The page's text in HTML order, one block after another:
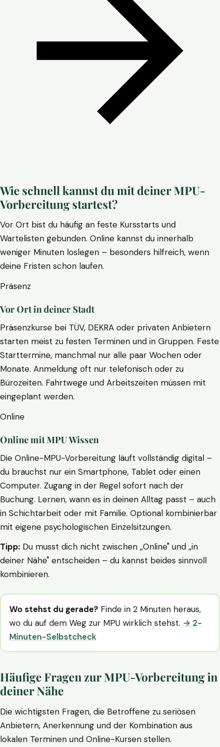
Wie schnell kannst du mit deiner MPU-
Vorbereitung startest?
Vor Ort bist du häufig an feste Kursstarts und
Wartelisten gebunden. Online kannst du innerhalb
weniger Minuten loslegen – besonders hilfreich, wenn
deine Fristen schon laufen.
Präsenz
Vor Ort in deiner Stadt
Präsenzkurse bei TÜV, DEKRA oder privaten Anbietern
starten meist zu festen Terminen und in Gruppen. Feste
Starttermine, manchmal nur alle paar Wochen oder
Monate. Anmeldung oft nur telefonisch oder zu
Bürozeiten. Fahrtwege und Arbeitszeiten müssen mit
eingeplant werden.
Online
Online mit MPU Wissen
Die Online-MPU-Vorbereitung läuft vollständig digital –
du brauchst nur ein Smartphone, Tablet oder einen
Computer. Zugang in der Regel sofort nach der
Buchung. Lernen, wann es in deinen Alltag passt – auch
in Schichtarbeit oder mit Familie. Optional kombinierbar
mit eigene psychologischen Einzelsitzungen.
Tipp: Du musst dich nicht zwischen „Online" und „in
deiner Nähe" entscheiden – du kannst beides sinnvoll
kombinieren.
Wo stehst du gerade? Finde in 2 Minuten heraus,
wo du auf dem Weg zur MPU wirklich stehst. → 2-
Minuten-Selbstcheck
Häufige Fragen zur MPU-Vorbereitung in
deiner Nähe
Die wichtigsten Fragen, die Betroffene zu seriösen
Anbietern, Anerkennung und der Kombination aus
lokalen Terminen und Online-Kursen stellen.